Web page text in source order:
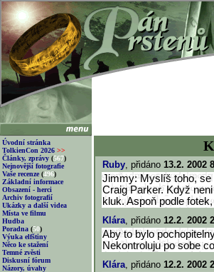
Úvodní stránka
TolkienCon 2026 >>
Články, zprávy (567)
Nejnovější fotografie
Vaše recenze (496)
Základní informace
Obsazení - herci
Archiv fotografií
Ukázky a další videa
Místa ve filmu
Hudba
Poradna (50)
Výuka elfštiny
Něco ke stažení
Temné zvěsti
Diskusní fórum
Názory, úvahy
Ruby, přidáno 13.2. 2002
Jimmy: Myslíš toho, se
Craig Parker. Když
kluk. Aspoň podle
Klára, přidáno 12.2. 2002
Aby to bylo
Nekontroluju po sobe
Klára, přidáno 12.2. 2002